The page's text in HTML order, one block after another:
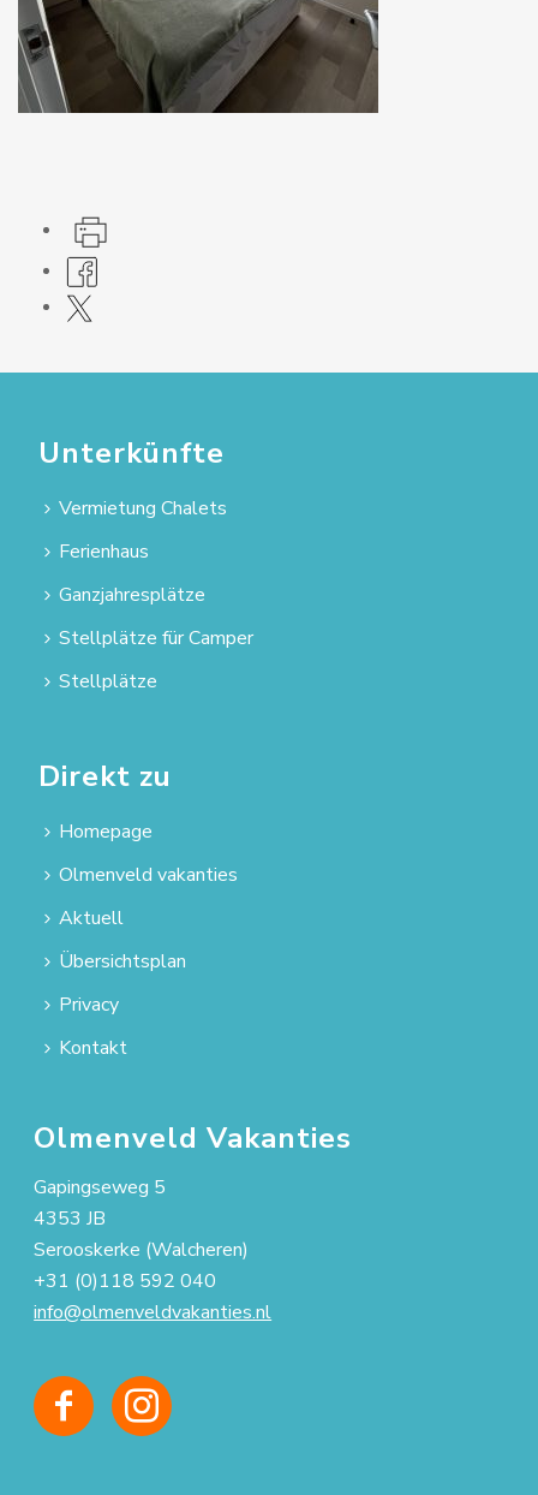
Unterkünfte
Vermietung Chalets
Ferienhaus
Ganzjahresplätze
Stellplätze für Camper
Stellplätze
Direkt zu
Homepage
Olmenveld vakanties
Aktuell
Übersichtsplan
Privacy
Kontakt
Olmenveld Vakanties
Gapingseweg 5
4353 JB
Serooskerke (Walcheren)
+31 (0)118 592 040
info@olmenveldvakanties.nl